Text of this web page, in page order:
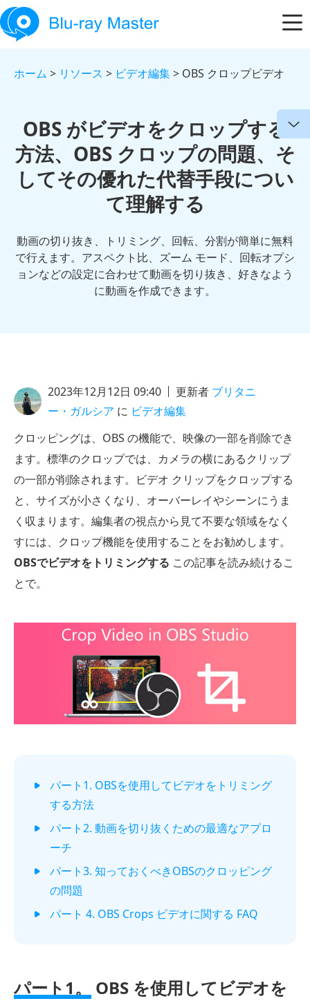
ホーム > リソース > ビデオ編集> OBS クロップビデオ
OBS がビデオをクロップする
方法、OBS クロップの問題、そ
してその優れた代替手段につい
て理解する
動画の切り抜き、トリミング、回転、分割が簡単に無料
で行えます。アスペクト比、ズーム モード、回転オプシ
ョンなどの設定に合わせて動画を切り抜き、好きなよう
に動画を作成できます。
2023年12月12日 09:40 更新者 ブリタニ
ー・ガルシア に ビデオ編集
クロッピングは、OBS の機能で、映像の一部を削除でき
ます。標準のクロップでは、カメラの横にあるクリップ
の一部が削除されます。ビデオ クリップをクロップする
と、サイズが小さくなり、オーバーレイやシーンにうま
く収まります。編集者の視点から見て不要な領域をなく
すには、クロップ機能を使用することをお勧めします。
OBSでビデオをトリミングする この記事を読み続けるこ
とで。
パート1. OBSを使用してビデオをトリミング
する方法
パート2. 動画を切り抜くための最適なアプロ
ーチ
パート3. 知っておくべきOBSのクロッピング
の問題
パート 4. OBS Crops ビデオに関する FAQ
パート1。
OBS を使用してビデオを